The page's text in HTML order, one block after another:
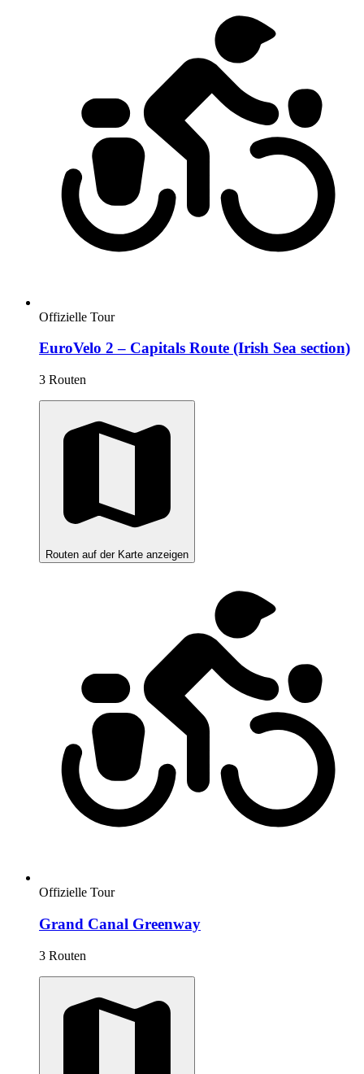
Offizielle Tour
EuroVelo 2 – Capitals Route (Irish Sea section)
3 Routen
Routen auf der Karte anzeigen
Offizielle Tour
Grand Canal Greenway
3 Routen